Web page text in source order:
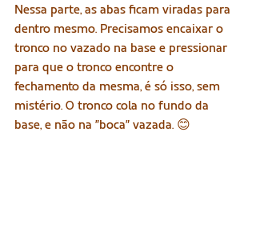
Nessa parte, as abas ficam viradas para
dentro mesmo. Precisamos encaixar o
tronco no vazado na base e pressionar
para que o tronco encontre o
fechamento da mesma, é só isso, sem
mistério. O tronco cola no fundo da
base, e não na "boca" vazada. 😊